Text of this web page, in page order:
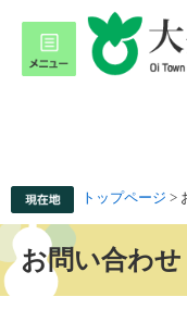
トップページ >
お問い合わせ